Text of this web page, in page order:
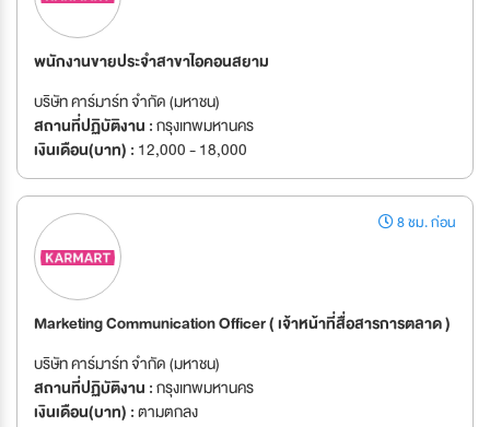
พนักงานขายประจำสาขาไอคอนสยาม
บริษัท คาร์มาร์ท จำกัด (มหาชน)
สถานที่ปฏิบัติงาน :กรุงเทพมหานคร
เงินเดือน(บาท) : 12,000 - 18,000
8 ชม. ก่อน
Marketing Communication Officer ( เจ้าหน้าที่สื่อสารการตลาด )
บริษัท คาร์มาร์ท จำกัด (มหาชน)
สถานที่ปฏิบัติงาน :กรุงเทพมหานคร
เงินเดือน(บาท) :ตามตกลง